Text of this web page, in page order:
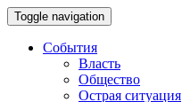
Toggle navigation
События
Власть
Общество
Острая ситуация